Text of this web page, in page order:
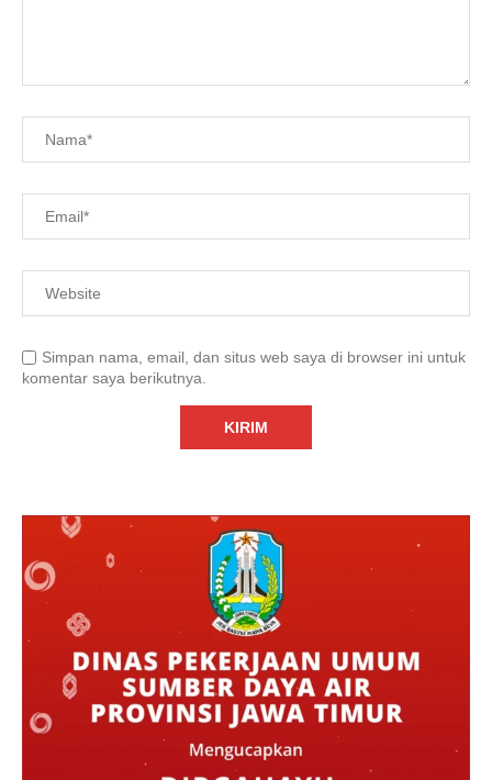
Simpan nama, email, dan situs web saya di browser ini untuk
komentar saya berikutnya.